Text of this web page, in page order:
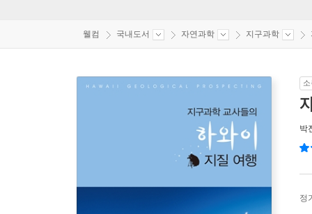
웰컴 국내도서 자연과학 지구과학
박
정